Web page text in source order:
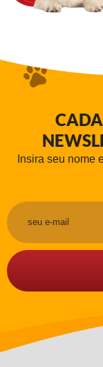
Insira seu nome